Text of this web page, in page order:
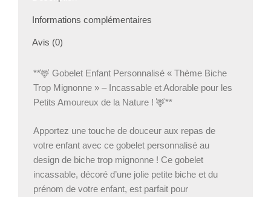
Informations complémentaires
Avis (0)
**🦌 Gobelet Enfant Personnalisé « Thème Biche
Trop Mignonne » – Incassable et Adorable pour les
Petits Amoureux de la Nature ! 🦌**
Apportez une touche de douceur aux repas de
votre enfant avec ce gobelet personnalisé au
design de biche trop mignonne ! Ce gobelet
incassable, décoré d’une jolie petite biche et du
prénom de votre enfant, est parfait pour